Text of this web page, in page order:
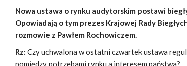
Nowa ustawa o rynku audytorskim postawi
Opowiadają o tym prezes Krajowej Rady
rozmowie z Pawłem Rochowiczem.
Rz: Czy uchwalona w ostatni czwartek ustawa
pomiędzy potrzebami rynku a interesem państwa?